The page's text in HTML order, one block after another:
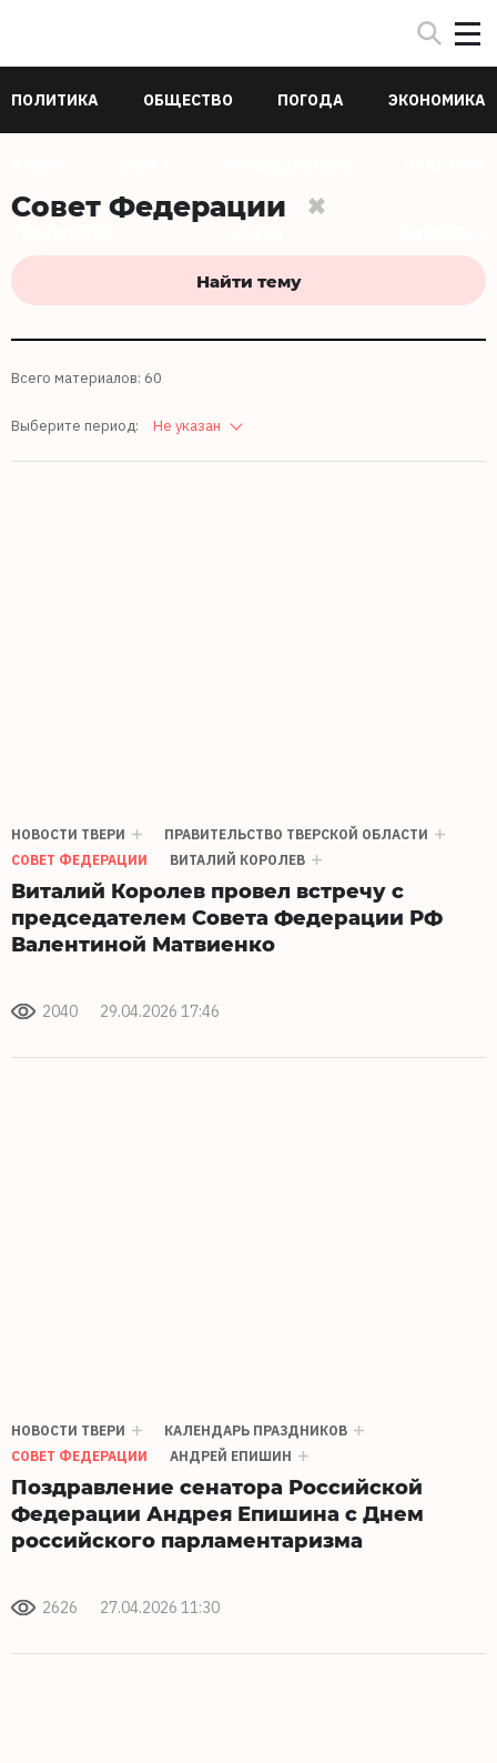
ПОЛИТИКА ОБЩЕСТВО ПОГОДА ЭКОНОМИКА
Совет Федерации
Найти тему
Всего материалов: 60
Выберите период: Не указан
НОВОСТИ ТВЕРИ
ПРАВИТЕЛЬСТВО ТВЕРСКОЙ ОБЛАСТИ
СОВЕТ ФЕДЕРАЦИИ
ВИТАЛИЙ КОРОЛЕВ
Виталий Королев провел встречу с
председателем Совета Федерации РФ
Валентиной Матвиенко
2040 29.04.2026 17:46
НОВОСТИ ТВЕРИ
КАЛЕНДАРЬ ПРАЗДНИКОВ
СОВЕТ ФЕДЕРАЦИИ
АНДРЕЙ ЕПИШИН
Поздравление сенатора Российской
Федерации Андрея Епишина с Днем
российского парламентаризма
2626 27.04.2026 11:30